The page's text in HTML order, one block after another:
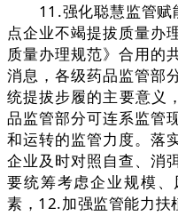
11.强化聪慧监管赋
点企业不竭提拔质量办
质量办理规范》合用的
消息，各级药品监管部
统提拔步履的主要意义
品监管部分可连系监管
和运转的监管力度。落
企业及时对照自查、消
要统筹考虑企业规模
素，12.加强监管能力扶